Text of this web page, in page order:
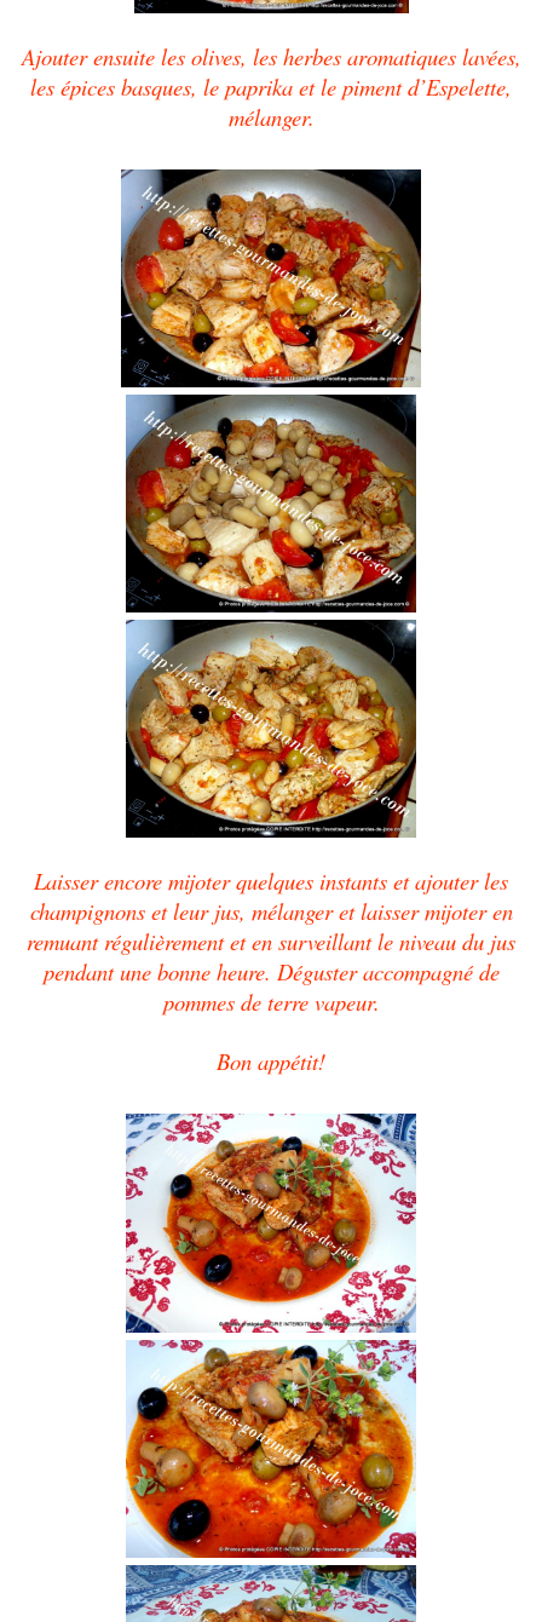
Ajouter ensuite les olives, les herbes aromatiques lavées,
les épices basques, le paprika et le piment d’Espelette,
mélanger.
Laisser encore mijoter quelques instants et ajouter les
champignons et leur jus, mélanger et laisser mijoter en
remuant régulièrement et en surveillant le niveau du jus
pendant une bonne heure. Déguster accompagné de
pommes de terre vapeur.
Bon appétit!